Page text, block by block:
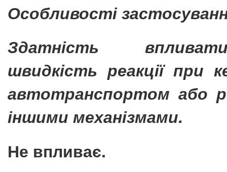
Особливості
Здатність
швидкість реакції при
автотранспортом або
іншими механізмами.
Не впливає.